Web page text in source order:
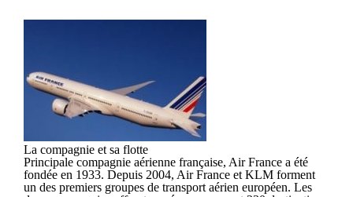
La compagnie et sa flotte
Principale compagnie aérienne française, Air France a été
fondée en 1933. Depuis 2004, Air France et KLM forment
un des premiers groupes de transport aérien européen. Les